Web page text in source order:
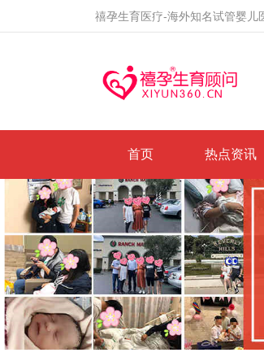
禧孕生育医疗-海外知名试管婴儿
首页 热点资讯